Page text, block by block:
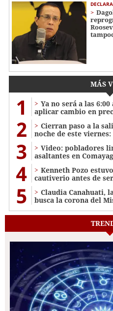
MÁS
1
Ya no será a las
aplicar cambio en
2
Cierran paso a la
noche de este
3
Video: pobladores
asaltantes en
4
Kenneth Pozo
cautiverio antes de
5
Claudia Canahuati,
busca la corona del